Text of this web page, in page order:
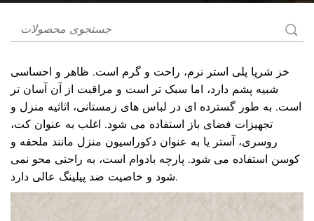
خز شرپا پلی استر نرم، راحت و گرم است. ظاهر و احساسی
شبیه پشم دارد، اما سبک تر است و مراقبت از آن آسان تر
است. به طور گسترده ای در لباس های زمستانی، اثاثیه منزل و
تجهیزات فضای باز استفاده می شود. اغلب به عنوان کت،
روسری، آستر یا به عنوان دکوراسیون منزل مانند ملحفه و
کوسن استفاده می شود. پارچه بادوام است، به راحتی محو نمی
شود و خاصیت ضد پیلینگ عالی دارد.